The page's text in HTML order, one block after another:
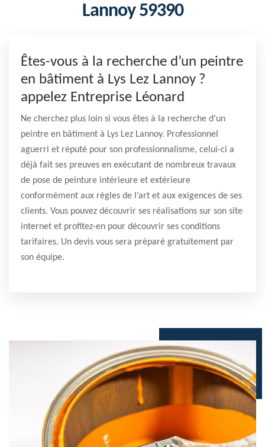
Lannoy 59390
Êtes-vous à la recherche d’un peintre
en bâtiment à Lys Lez Lannoy ?
appelez Entreprise Léonard
Ne cherchez plus loin si vous êtes à la recherche d’un
peintre en bâtiment à Lys Lez Lannoy. Professionnel
aguerri et réputé pour son professionnalisme, celui-ci a
déjà fait ses preuves en exécutant de nombreux travaux
de pose de peinture intérieure et extérieure
conformément aux règles de l’art et aux exigences de ses
clients. Vous pouvez découvrir ses réalisations sur son site
internet et profitez-en pour découvrir ses conditions
tarifaires. Un devis vous sera préparé gratuitement par
son équipe.